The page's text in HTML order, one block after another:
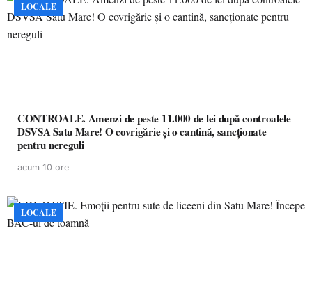
LOCALE
CONTROALE. Amenzi de peste 11.000 de lei după controalele
DSVSA Satu Mare! O covrigărie și o cantină, sancționate
pentru nereguli
acum 10 ore
LOCALE